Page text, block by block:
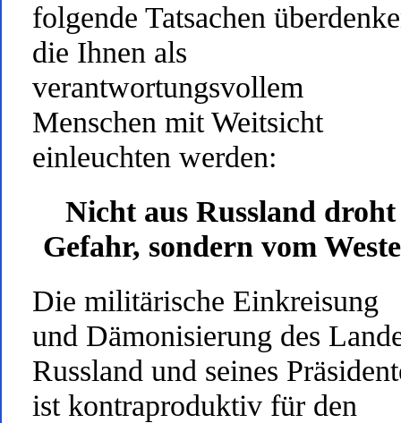
folgende Tatsachen
die Ihnen als
verantwortungsvollem
Menschen mit Weitsicht
einleuchten werden:
Nicht aus Russland droht
Gefahr, sondern vom
Die militärische Einkreisung
und Dämonisierung des
Russland und seines
ist kontraproduktiv für den